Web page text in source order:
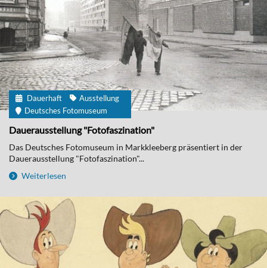
Dauerhaft
Ausstellung
Deutsches Fotomuseum
Dauerausstellung "Fotofaszination"
Das Deutsches Fotomuseum in Markkleeberg präsentiert in der
Dauerausstellung "Fotofaszination"...
Weiterlesen